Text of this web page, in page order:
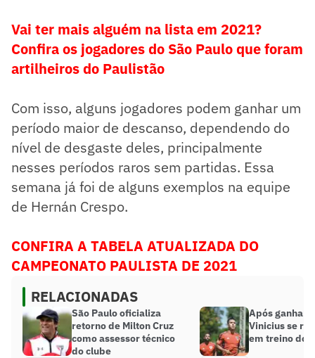
Vai ter mais alguém na lista em 2021?
Confira os jogadores do São Paulo que foram
artilheiros do Paulistão
Com isso, alguns jogadores podem ganhar um
período maior de descanso, dependendo do
nível de desgaste deles, principalmente
nesses períodos raros sem partidas. Essa
semana já foi de alguns exemplos na equipe
de Hernán Crespo.
CONFIRA A TABELA ATUALIZADA DO
CAMPEONATO PAULISTA DE 2021
RELACIONADAS
São Paulo oficializa
retorno de Milton Cruz
como assessor técnico
do clube
Após ganhar
Vinicius se
em treino do